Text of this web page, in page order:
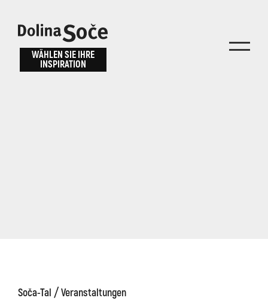
WÄHLEN SIE IHRE
INSPIRATION
Soča-Tal /Veranstaltungen
Inspiration
finden
Kanin
Wählen Sie ein